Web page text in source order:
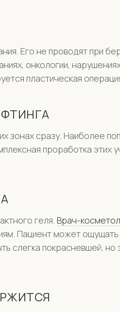
Его не проводят при
онкологии,
пластическая
зонах сразу. Наиболее
проработка этих
геля. Врач-
Пациент может
слегка покрасневшей,